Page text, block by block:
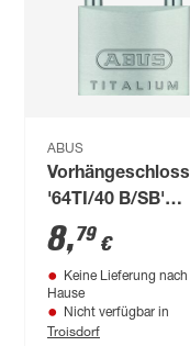
ABUS
Vorhängeschloss
'64TI/40 B/SB'
Titalium
8,79 €
Keine Lieferung nach
Hause
Nicht verfügbar in
Troisdorf